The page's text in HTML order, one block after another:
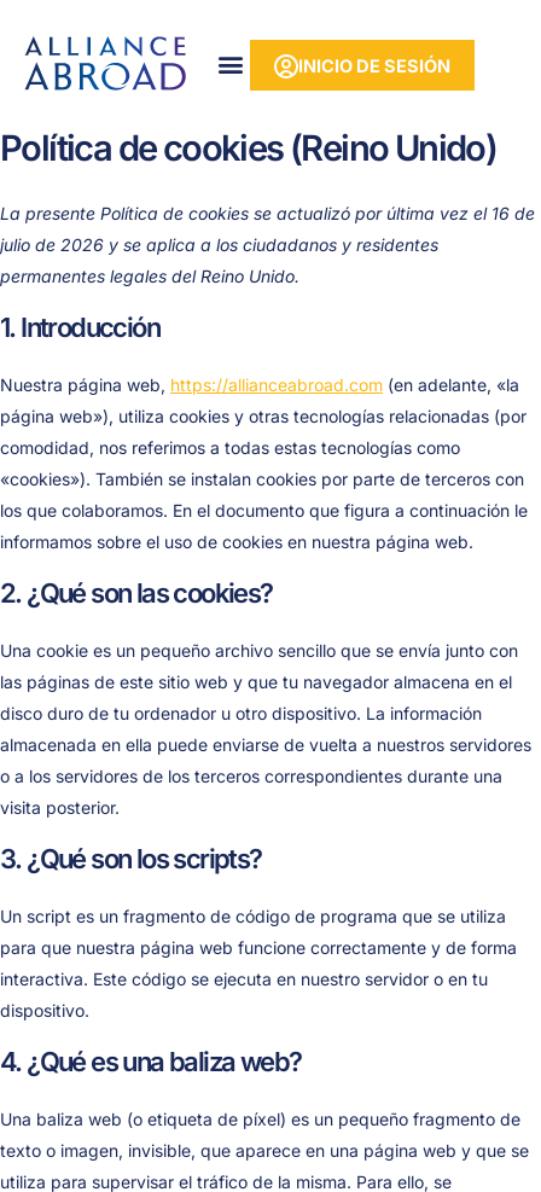
contenido
INICIO DE SESIÓN
Política de cookies (Reino Unido)
La presente Política de cookies se actualizó por última vez el 16 de
julio de 2026 y se aplica a los ciudadanos y residentes
permanentes legales del Reino Unido.
1. Introducción
Nuestra página web, https://allianceabroad.com (en adelante, «la
página web»), utiliza cookies y otras tecnologías relacionadas (por
comodidad, nos referimos a todas estas tecnologías como
«cookies»). También se instalan cookies por parte de terceros con
los que colaboramos. En el documento que figura a continuación le
informamos sobre el uso de cookies en nuestra página web.
2. ¿Qué son las cookies?
Una cookie es un pequeño archivo sencillo que se envía junto con
las páginas de este sitio web y que tu navegador almacena en el
disco duro de tu ordenador u otro dispositivo. La información
almacenada en ella puede enviarse de vuelta a nuestros servidores
o a los servidores de los terceros correspondientes durante una
visita posterior.
3. ¿Qué son los scripts?
Un script es un fragmento de código de programa que se utiliza
para que nuestra página web funcione correctamente y de forma
interactiva. Este código se ejecuta en nuestro servidor o en tu
dispositivo.
4. ¿Qué es una baliza web?
Una baliza web (o etiqueta de píxel) es un pequeño fragmento de
texto o imagen, invisible, que aparece en una página web y que se
utiliza para supervisar el tráfico de la misma. Para ello, se
para
para
de
Wistia
para
de
para
de
para
de
Google
Analytics
para
«ithemes-
security»
para
de
servicios
diversos